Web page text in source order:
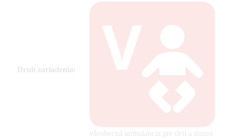
Druh zariadenia:
všeobecná ambulancia pre deti a dorast